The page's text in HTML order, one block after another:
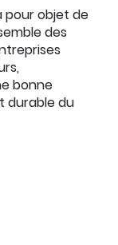
pour objet de
des
bonne
durable du